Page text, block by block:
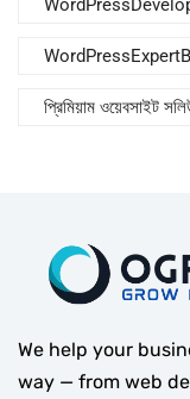
প্রিমিয়াম ওয়েবসাইট
We help your
way — from web